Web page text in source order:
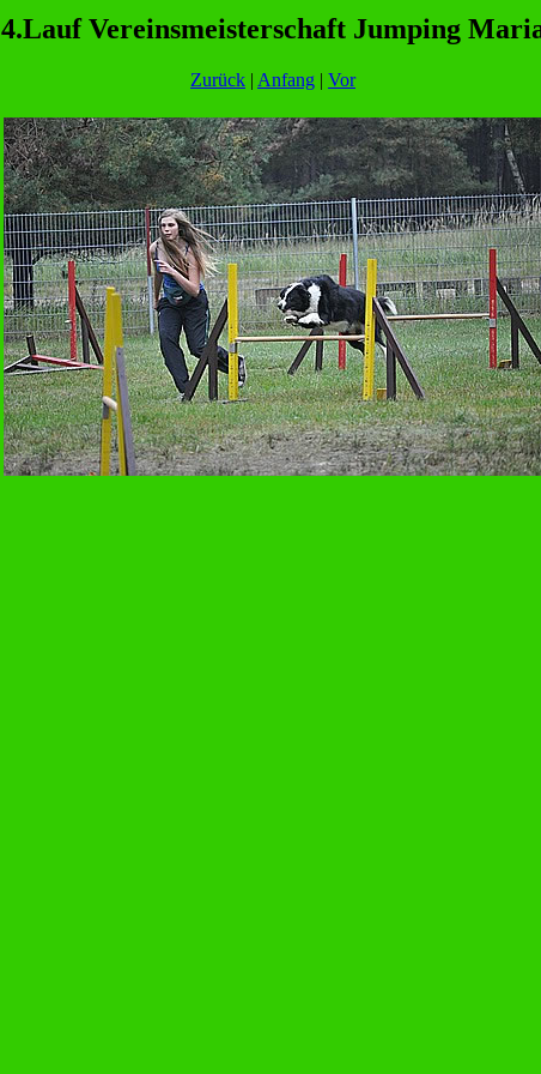
4.Lauf Vereinsmeisterschaft Jumping
Zurück | Anfang | Vor